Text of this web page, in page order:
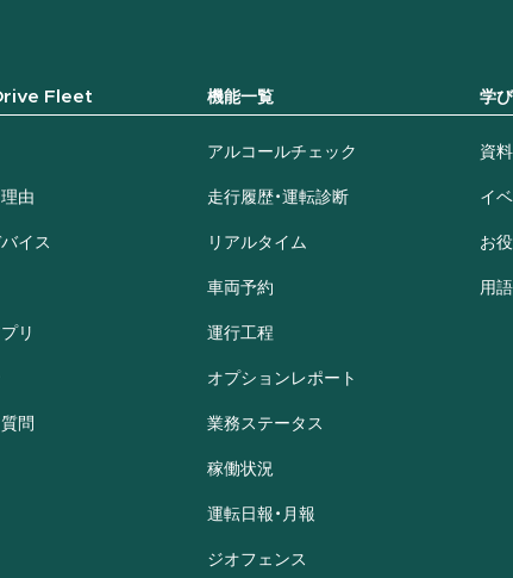
Fleet
由
イス
リ
問
機能一覧
アルコールチェック
走行履歴・運転診断
リアルタイム
車両予約
運行工程
オプションレポート
業務ステータス
稼働状況
運転日報・月報
ジオフェンス
学
資
イ
お
用